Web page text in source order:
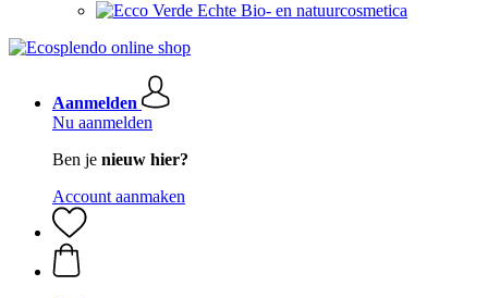
Echte Bio- en natuurcosmetica
Aanmelden
Nu aanmelden
Ben je nieuw hier?
Account aanmaken